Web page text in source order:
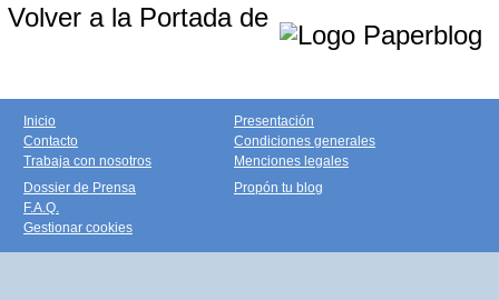
Volver a la Portada de
Inicio
Contacto
Trabaja con nosotros
Presentación
Condiciones generales
Menciones legales
Dossier de Prensa
F.A.Q.
Gestionar cookies
Propón tu blog